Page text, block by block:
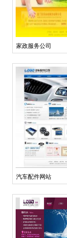
家政服务公司
汽车配件网站